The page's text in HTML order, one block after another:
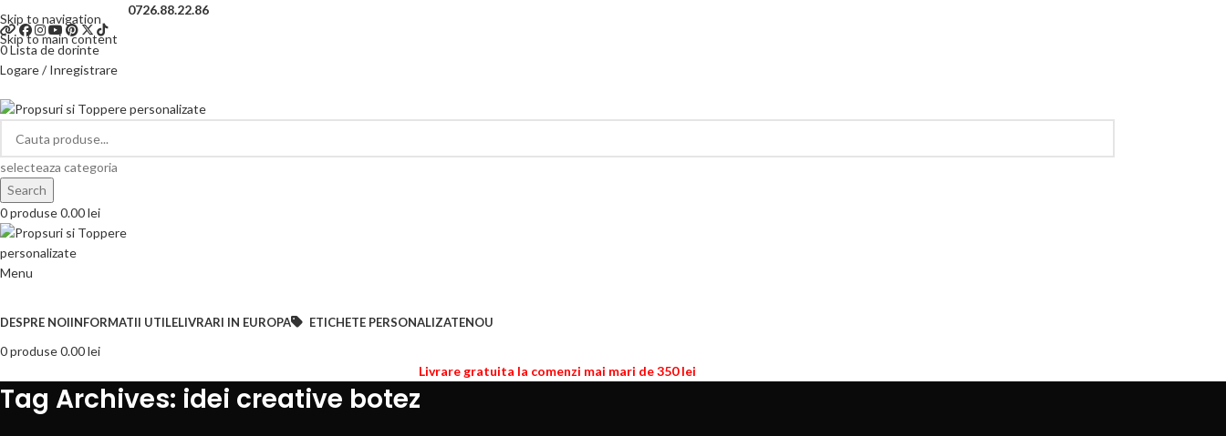
Skip to navigation
Skip to main content
0726.88.22.86
0Lista de dorinte
Logare / Inregistrare
selecteaza categoria
Search
0produse0.00lei
Menu
DESPRE NOIINFORMATII UTILELIVRARI IN EUROPA ETICHETE PERSONALIZATENOU
0produse0.00lei
Livrare gratuita la comenzi mai mari de 350 lei
Tag Archives: idei creative botez